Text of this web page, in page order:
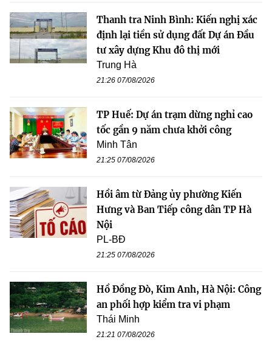
Thanh tra Ninh Bình: Kiến nghị xác
định lại tiền sử dụng đất Dự án Đầu
tư xây dựng Khu đô thị mới
Trung Hà
21:26 07/08/2026
TP Huế: Dự án trạm dừng nghỉ cao
tốc gần 9 năm chưa khởi công
Minh Tân
21:25 07/08/2026
Hồi âm từ Đảng ủy phường Kiến
Hưng và Ban Tiếp công dân TP Hà
Nội
PL-BĐ
21:25 07/08/2026
Hồ Đồng Đò, Kim Anh, Hà Nội: Công
an phối hợp kiểm tra vi phạm
Thái Minh
21:21 07/08/2026